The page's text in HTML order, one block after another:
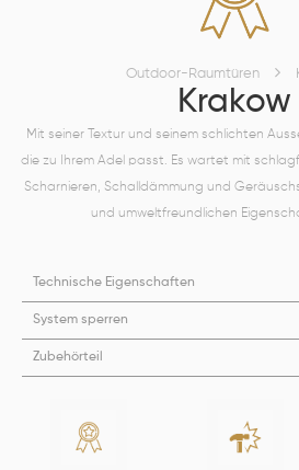
Outdoor-Raumtüren
Krakow
Mit seiner Textur und seinem schlichten
die zu Ihrem Adel passt. Es wartet mit
Scharnieren, Schalldämmung und
und umweltfreundlichen
Technische Eigenschaften
System sperren
Zubehörteil